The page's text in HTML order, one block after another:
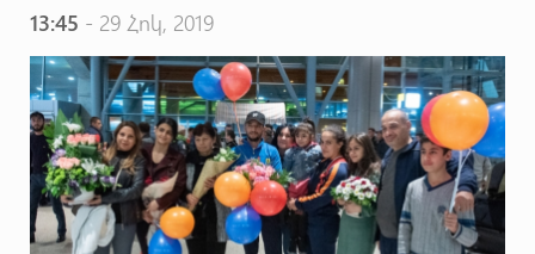
13:45 - 29 Հոկ, 2019